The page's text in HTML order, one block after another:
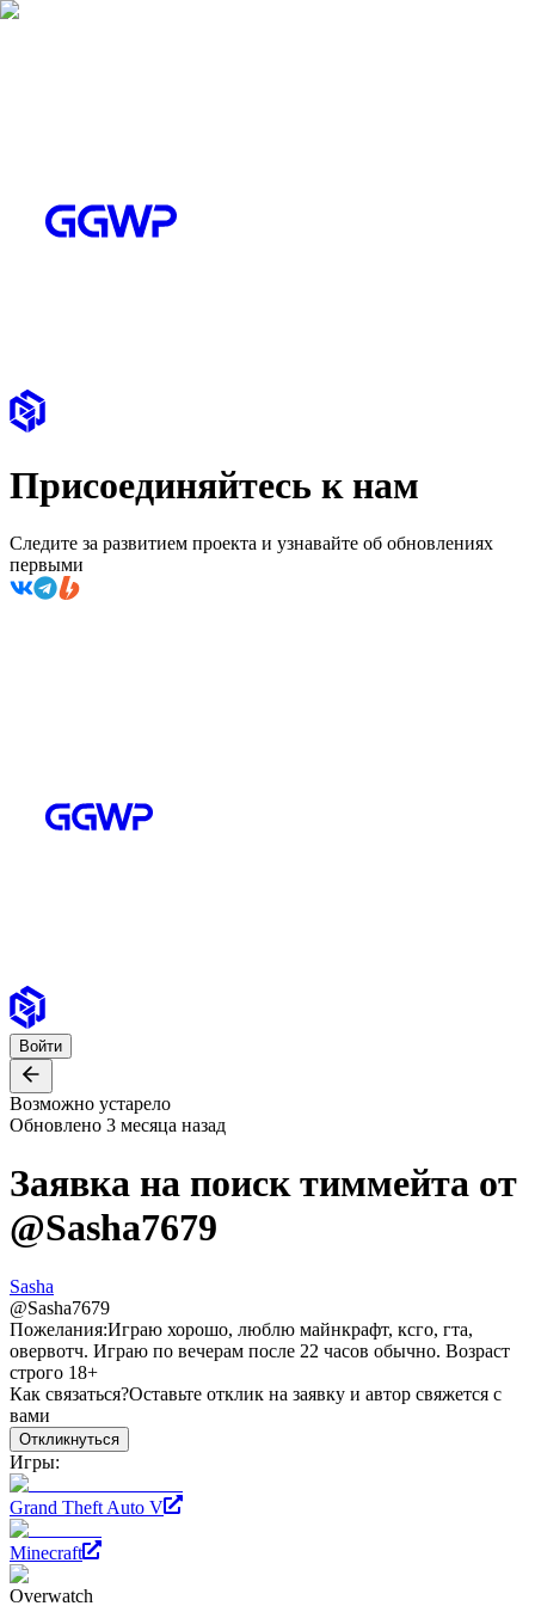
Присоединяйтесь к нам
Следите за развитием проекта и узнавайте об обновлениях
первыми
Войти
Возможно устарело
Обновлено 3 месяца назад
Заявка на поиск тиммейта от
@Sasha7679
Sasha
@Sasha7679
Пожелания:Играю хорошо, люблю майнкрафт, ксго, гта,
овервотч. Играю по вечерам после 22 часов обычно. Возраст
строго 18+
Как связаться?Оставьте отклик на заявку и автор свяжется с
вами
Откликнуться
Игры:
Grand Theft Auto V
Minecraft
Overwatch